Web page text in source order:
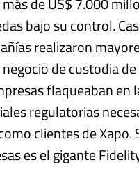
bajo su control.
realizaron
de custodia
flaqueaban en
regulatorias
clientes de Xapo.
es el gigante